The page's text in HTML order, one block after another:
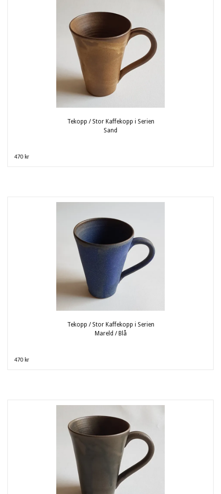
Tekopp / Stor Kaffekopp i Serien
Sand
470 kr
Tekopp / Stor Kaffekopp i Serien
Mareld / Blå
470 kr